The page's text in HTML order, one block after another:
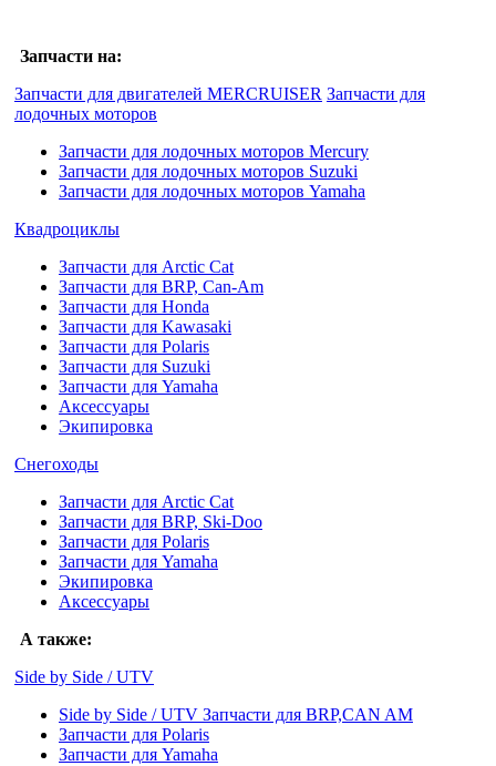
Запчасти на:
Запчасти для двигателей MERCRUISER Запчасти для
лодочных моторов
Запчасти для лодочных моторов Mercury
Запчасти для лодочных моторов Suzuki
Запчасти для лодочных моторов Yamaha
Квадроциклы
Запчасти для Arctic Cat
Запчасти для BRP, Can-Am
Запчасти для Honda
Запчасти для Kawasaki
Запчасти для Polaris
Запчасти для Suzuki
Запчасти для Yamaha
Аксессуары
Экипировка
Снегоходы
Запчасти для Arctic Cat
Запчасти для BRP, Ski-Doo
Запчасти для Polaris
Запчасти для Yamaha
Экипировка
Аксессуары
А также:
Side by Side / UTV
Side by Side / UTV Запчасти для BRP,CAN AM
Запчасти для Polaris
Запчасти для Yamaha